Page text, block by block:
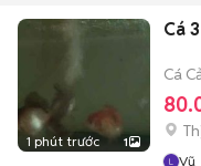
1 phút trước 1
Cá
Cá
Vũ